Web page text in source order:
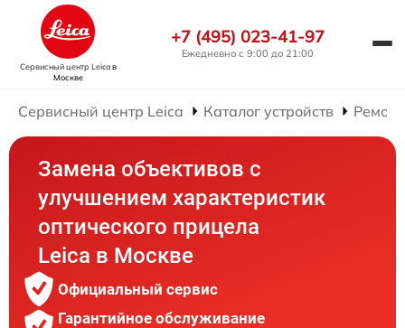
Сервисный центр Leicaв
Москве
+7 (495) 023-41-97
Ежедневно с 9:00 до 21:00
Сервисный центр Leica Каталог устройств
Замена объективов с
улучшением характеристик
оптического прицела
Leica в Москве
Официальный сервис
Гарантийное обслуживание